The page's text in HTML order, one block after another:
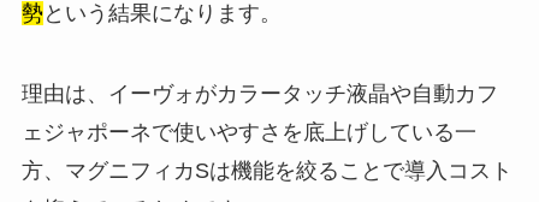
勢 という結果になります。
理由は、イーヴォがカラータッチ液晶や自動カフ
ェジャポーネで使いやすさを底上げしている一
方、マグニフィカSは機能を絞ることで導入コスト